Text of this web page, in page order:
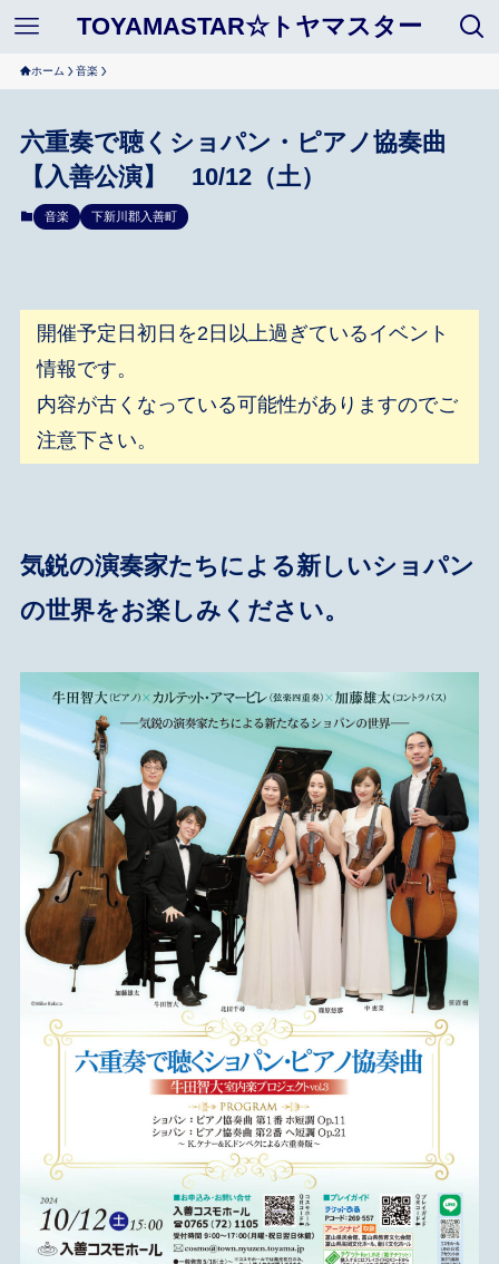
TOYAMASTAR☆トヤマスター
ホーム 音楽
六重奏で聴くショパン・ピアノ協奏曲
【入善公演】 10/12（土）
音楽 下新川郡入善町
開催予定日初日を2日以上過ぎているイベント
情報です。
内容が古くなっている可能性がありますのでご
注意下さい。
気鋭の演奏家たちによる新しいショパン
の世界をお楽しみください。